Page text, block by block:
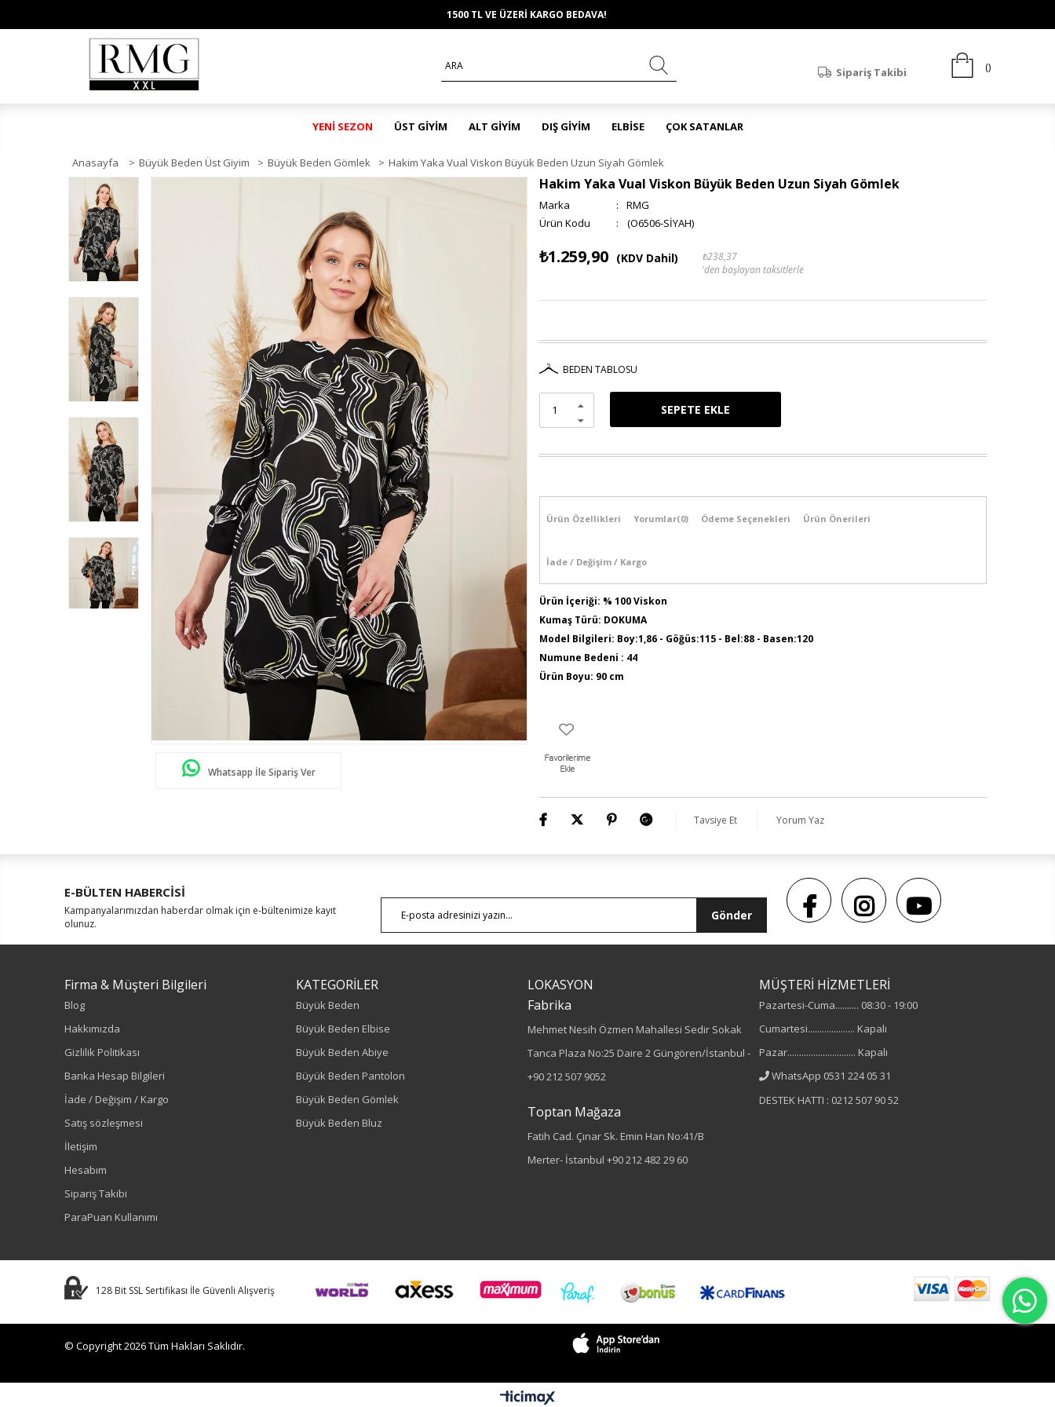
1500 TL VE ÜZERİ KARGO BEDAVA!
Sipariş Takibi
YENİ SEZON ÜST GİYİM ALT GİYİM DIŞ GİYİM ELBİSE ÇOK SATANLAR
Anasayfa > Büyük Beden Üst Giyim > Büyük Beden Gömlek > Hakim Yaka Vual Viskon Büyük Beden Uzun Siyah Gömlek
Whatsapp İle Sipariş Ver
Hakim Yaka Vual Viskon Büyük Beden Uzun Siyah Gömlek
Marka :
RMG
(O6506-SİYAH)
₺1.259,90 (KDV Dahil)
₺238,37
'den başlayan taksitlerle
BEDEN TABLOSU
Ürün Özellikleri Yorumlar(0) Ödeme Seçenekleri Ürün Önerileri
İade / Değişim / Kargo
Ürün İçeriği: % 100 Viskon
Kumaş Türü: DOKUMA
Model Bilgileri: Boy:1,86 - Göğüs:115 - Bel:88 - Basen:120
Numune Bedeni : 44
Ürün Boyu: 90 cm
Sezon : YAZLIK
Renk
Sezon
Tavsiye Et Yorum Yaz
E-BÜLTEN HABERCİSİ
Kampanyalarımızdan haberdar olmak için e-bültenimize kayıt
olunuz.
Gönder
Firma & Müşteri Bilgileri
Blog
Hakkımızda
Gizlilik Politikası
Banka Hesap Bilgileri
İade / Değişim / Kargo
Satış sözleşmesi
İletişim
Hesabım
Sipariş Takibi
ParaPuan Kullanımı
KATEGORİLER
Büyük Beden
Büyük Beden Elbise
Büyük Beden Abiye
Büyük Beden Pantolon
Büyük Beden Gömlek
Büyük Beden Bluz
LOKASYON
Fabrika
Mehmet Nesih Özmen Mahallesi Sedir Sokak
Tanca Plaza No:25 Daire 2 Güngören/İstanbul -
+90 212 507 9052
Toptan Mağaza
Fatih Cad. Çınar Sk. Emin Han No:41/B
Merter- İstanbul +90 212 482 29 60
MÜŞTERİ HİZMETLERİ
Pazartesi-Cuma.......... 08:30 - 19:00
Cumartesi.................... Kapalı
Pazar............................. Kapalı
WhatsApp 0531 224 05 31
DESTEK HATTI : 0212 507 90 52
128 Bit SSL Sertifikası İle Güvenli Alışveriş
© Copyright 2026 Tüm Hakları Saklıdır.